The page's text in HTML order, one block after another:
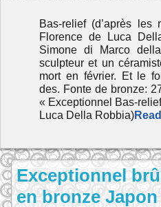
Bas-relief (d’après
Florence de Luca
Simone di Marco
sculpteur et un
mort en février. Et le
des. Fonte de bronze:
« Exceptionnel Bas-
Luca Della Robbia)
Exceptionnel
en bronze